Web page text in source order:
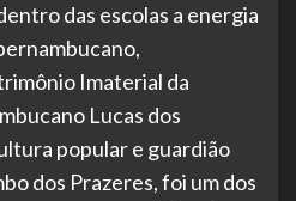
das escolas a energia
Imaterial da
Lucas dos
popular e guardião
dos Prazeres, foi um dos